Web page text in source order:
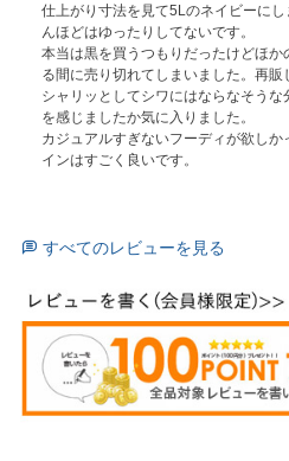
仕上がり寸法を見て5Lのネイビーにし
んほどはゆったりしてないです。
本当は黒を買うつもりだったけどほか
る間に売り切れてしまいました。再
シャリッとしてシワにはならなそうな
を感じましたか気に入りました。
カジュアルすぎないフーディが欲しか
インはすごく良いです。
すべてのレビューを見る